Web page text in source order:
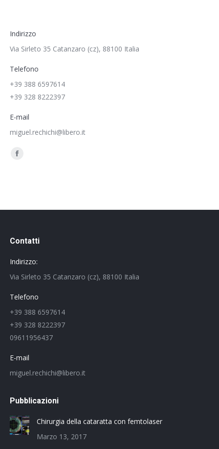
Indirizzo
Via Sirleto 35 Catanzaro (cz), 88100 Italia
Telefono
+39 388 6597614
+39 328 8222397
E-mail
miguel.rechichi@libero.it
Ci puoi trovare su:
Facebook
new
Contatti
Indirizzo:
Via Sirleto 35 Catanzaro (cz), 88100 Italia
Telefono
+39 388 6597614
+39 328 8222397
09611956437
E-mail
miguel.rechichi@libero.it
Pubblicazioni
Chirurgia della cataratta con femtolaser
Marzo 13, 2017